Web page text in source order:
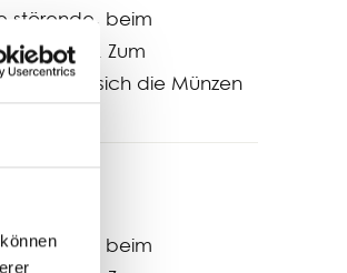
störende, beim
Zum
eignen sich die Münzen
störende, beim